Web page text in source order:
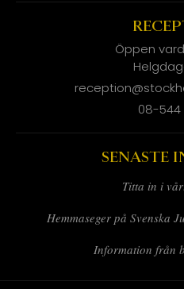
Öppen
08-544
SENASTE
Titta in i
Hemmaseger på Svenska
Information från